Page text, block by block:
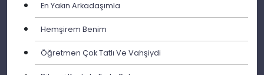
En Yakın Arkadaşımla
Hemşirem Benim
Öğretmen Çok Tatlı Ve Vahşiydi